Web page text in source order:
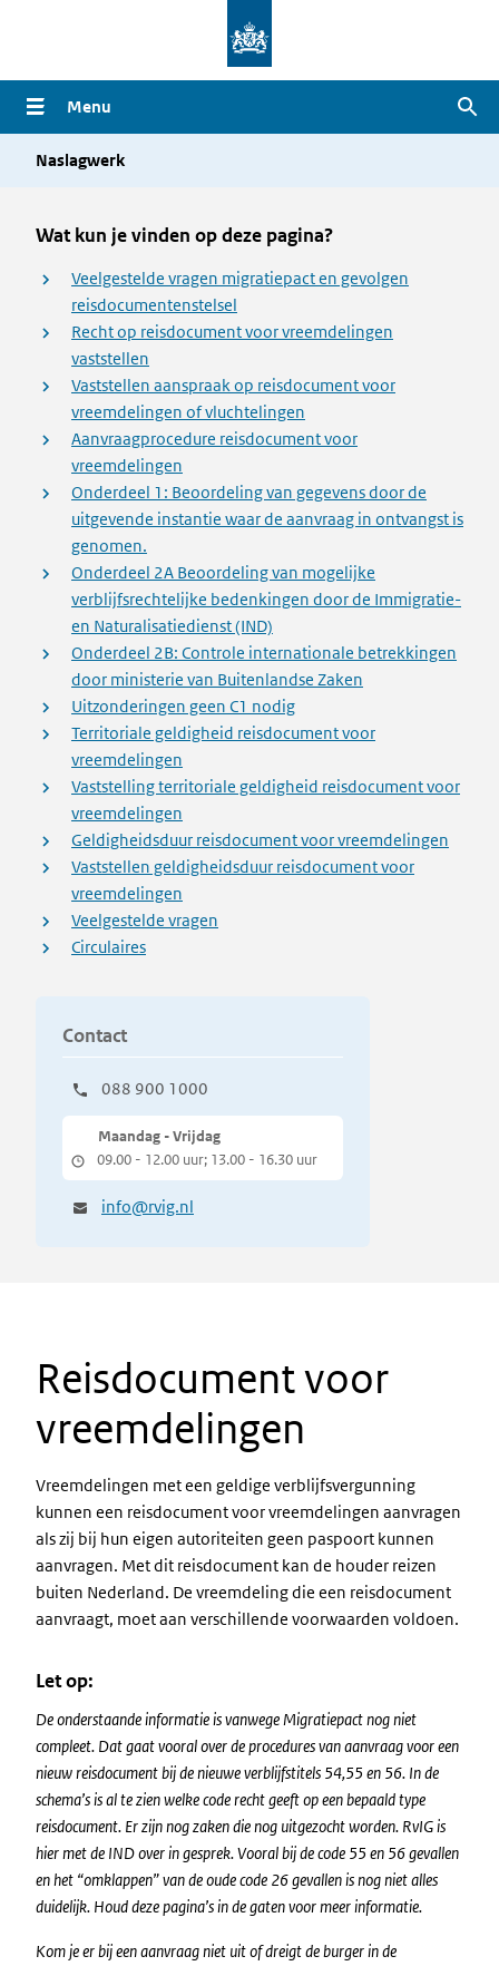
naar
de
inhoud
Menu
Naslagwerk
Wat kun je vinden op deze pagina?
Veelgestelde vragen migratiepact en gevolgen
reisdocumentenstelsel
Recht op reisdocument voor vreemdelingen
vaststellen
Vaststellen aanspraak op reisdocument voor
vreemdelingen of vluchtelingen
Aanvraagprocedure reisdocument voor
vreemdelingen
Onderdeel 1: Beoordeling van gegevens door de
uitgevende instantie waar de aanvraag in ontvangst is
genomen.
Onderdeel 2A Beoordeling van mogelijke
verblijfsrechtelijke bedenkingen door de Immigratie-
en Naturalisatiedienst (IND)
Onderdeel 2B: Controle internationale betrekkingen
door ministerie van Buitenlandse Zaken
Uitzonderingen geen C1 nodig
Territoriale geldigheid reisdocument voor
vreemdelingen
Vaststelling territoriale geldigheid reisdocument voor
vreemdelingen
Geldigheidsduur reisdocument voor vreemdelingen
Vaststellen geldigheidsduur reisdocument voor
vreemdelingen
Veelgestelde vragen
Circulaires
Contact
088 900 1000
Maandag - Vrijdag
09.00 - 12.00 uur; 13.00 - 16.30 uur
info@rvig.nl
Reisdocument voor
vreemdelingen
Vreemdelingen met een geldige verblijfsvergunning
kunnen een reisdocument voor vreemdelingen aanvragen
als zij bij hun eigen autoriteiten geen paspoort kunnen
aanvragen. Met dit reisdocument kan de houder reizen
buiten Nederland. De vreemdeling die een reisdocument
aanvraagt, moet aan verschillende voorwaarden voldoen.
Let op:
De onderstaande informatie is vanwege Migratiepact nog niet
compleet. Dat gaat vooral over de procedures van aanvraag voor een
nieuw reisdocument bij de nieuwe verblijfstitels 54,55 en 56. In de
schema’s is al te zien welke code recht geeft op een bepaald type
reisdocument. Er zijn nog zaken die nog uitgezocht worden. RvIG is
hier met de IND over in gesprek. Vooral bij de code 55 en 56 gevallen
en het “omklappen” van de oude code 26 gevallen is nog niet alles
duidelijk. Houd deze pagina’s in de gaten voor meer informatie.
Kom je er bij een aanvraag niet uit of dreigt de burger in de